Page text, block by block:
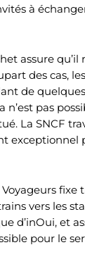
à
assure qu’il
des cas,
de
n’est pas
La SNCF
exceptionnel
Voyageurs
vers les
d’inOui, et
pour le